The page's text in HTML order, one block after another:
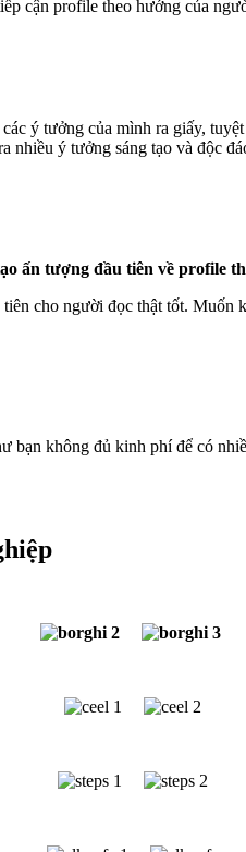
ý tưởng của mình ra giấy,
nhiều ý tưởng sáng tạo và độc
cho người đọc thật tốt.
không đủ kinh phí để có